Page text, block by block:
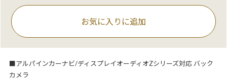
お気に入りに追加
■アルパインカーナビ/ディスプレイオーディオZシリーズ対応 バック
カメラ